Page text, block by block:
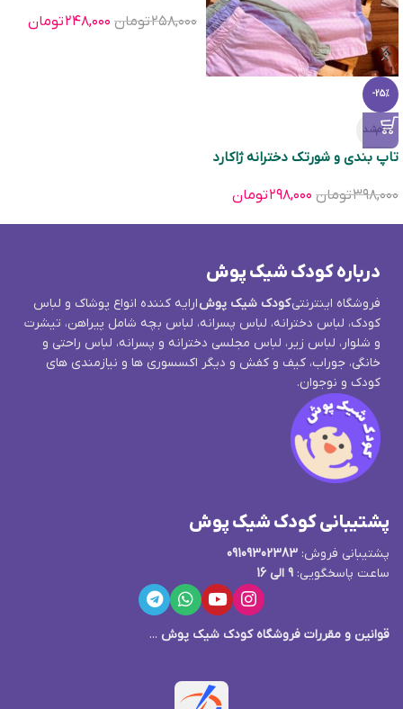
-25%
تمام‌شد
تاپ بندی و شورتک دخترانه ژاکارد
۳۹۸,۰۰۰تومان ۲۹۸,۰۰۰تومان
۲۵۸,۰۰۰تومان ۲۴۸,۰۰۰تومان
درباره کودک شیک پوش
فروشگاه اینترنتیکودک شیک پوشارایه کننده انواع پوشاک و لباس
کودک، لباس دخترانه، لباس پسرانه، لباس بچه شامل پیراهن، تیشرت
و شلوار، لباس زیر، لباس مجلسی دخترانه و پسرانه، لباس راحتی و
خانگی، جوراب، کیف و کفش و دیگر اکسسوری ها و نیازمندی های
کودک و نوجوان.
پشتیبانی کودک شیک پوش
پشتیبانی فروش: 09109302383
ساعت پاسخگویی: 9 الی 16
قوانین و مقررات فروشگاه کودک شیک پوش ...